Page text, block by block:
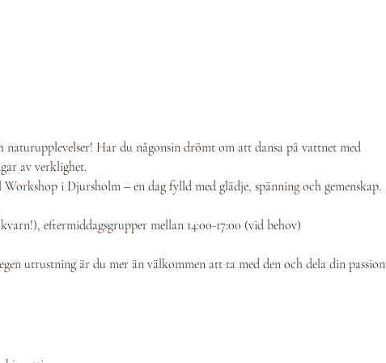
Har du någonsin drömt om att dansa på vattnet med
av verklighet.
i Djursholm – en dag fylld med glädje, spänning och gemenskap.
eftermiddagsgrupper mellan 14:00-17:00 (vid behov)
utrustning är du mer än välkommen att ta med den och dela din passion